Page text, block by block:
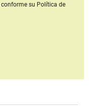
conforme su Política de